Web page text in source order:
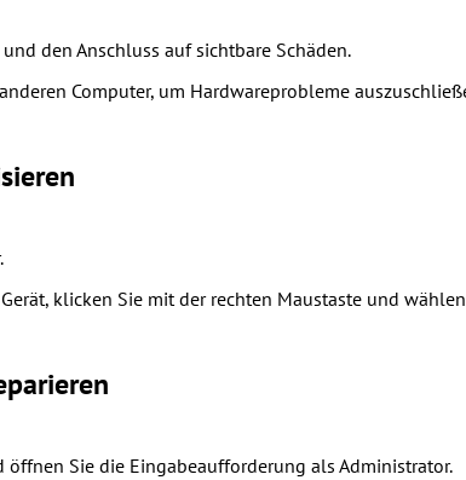
den Anschluss auf sichtbare Schäden.
Computer, um Hardwareprobleme
klicken Sie mit der rechten Maustaste und
öffnen Sie die Eingabeaufforderung als Administrator.